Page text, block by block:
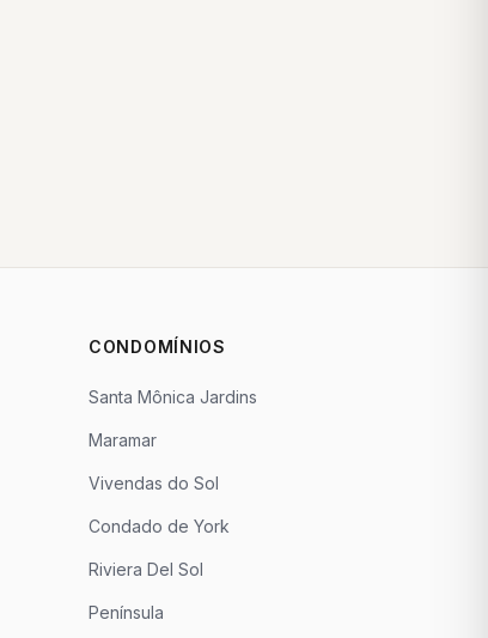
CONDOMÍNIOS
Santa Mônica Jardins
Maramar
Vivendas do Sol
Condado de York
Riviera Del Sol
Península